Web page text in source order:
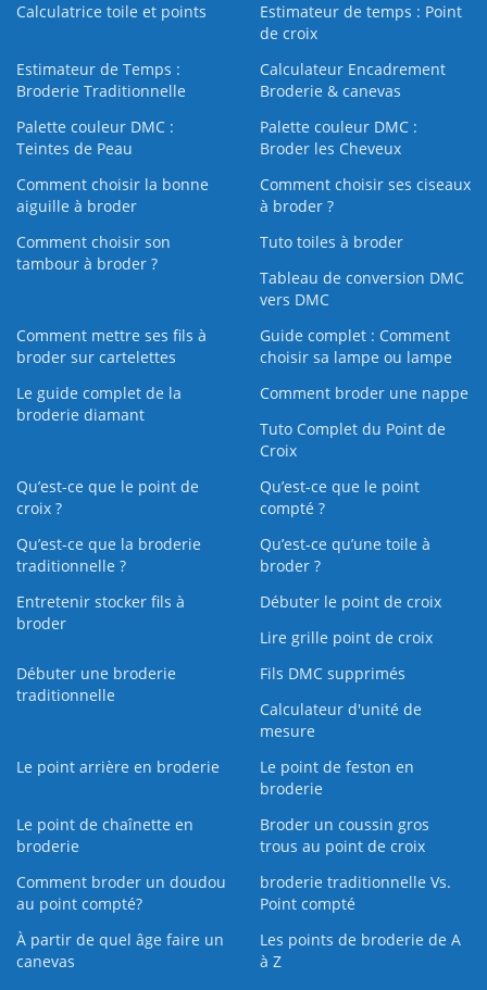
Calculatrice toile et points
Estimateur de temps : Point
de croix
Estimateur de Temps :
Broderie Traditionnelle
Calculateur Encadrement
Broderie & canevas
Palette couleur DMC :
Teintes de Peau
Palette couleur DMC :
Broder les Cheveux
Comment choisir la bonne
aiguille à broder
Comment choisir ses ciseaux
à broder ?
Comment choisir son
tambour à broder ?
Tuto toiles à broder
Tableau de conversion DMC
vers DMC
Comment mettre ses fils à
broder sur cartelettes
Guide complet : Comment
choisir sa lampe ou lampe
Le guide complet de la
broderie diamant
Comment broder une nappe
Tuto Complet du Point de
Croix
Qu’est-ce que le point de
croix ?
Qu’est-ce que le point
compté ?
Qu’est-ce que la broderie
traditionnelle ?
Qu’est‑ce qu’une toile à
broder ?
Entretenir stocker fils à
broder
Débuter le point de croix
Lire grille point de croix
Débuter une broderie
traditionnelle
Fils DMC supprimés
Calculateur d'unité de
mesure
Le point arrière en broderie
Le point de feston en
broderie
Le point de chaînette en
broderie
Broder un coussin gros
trous au point de croix
Comment broder un doudou
au point compté?
broderie traditionnelle Vs.
Point compté
À partir de quel âge faire un
canevas
Les points de broderie de A
à Z